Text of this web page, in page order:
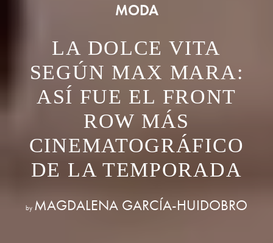
MODA
LA DOLCE VITA
SEGÚN MAX MARA:
ASÍ FUE EL FRONT
ROW MÁS
CINEMATOGRÁFICO
DE LA TEMPORADA
by MAGDALENA GARCÍA-HUIDOBRO